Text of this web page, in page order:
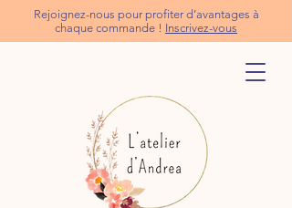
Rejoignez-nous pour profiter d’avantages à
chaque commande ! Inscrivez-vous